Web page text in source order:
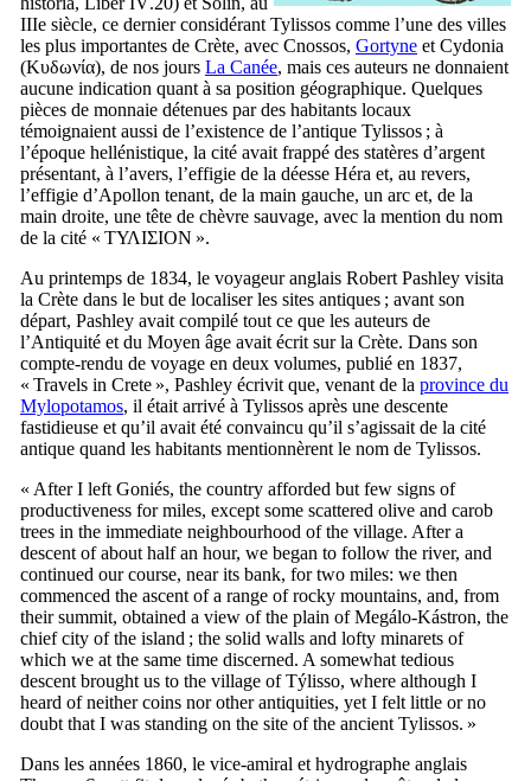
IIIe siècle, ce dernier considérant Tylissos comme l’une des villes
les plus importantes de Crète, avec Cnossos, Gortyne et Cydonia
(Κυδωνία), de nos jours La Canée, mais ces auteurs ne donnaient
aucune indication quant à sa position géographique. Quelques
pièces de monnaie détenues par des habitants locaux
témoignaient aussi de l’existence de l’antique Tylissos ; à
l’époque hellénistique, la cité avait frappé des statères d’argent
présentant, à l’avers, l’effigie de la déesse Héra et, au revers,
l’effigie d’Apollon tenant, de la main gauche, un arc et, de la
main droite, une tête de chèvre sauvage, avec la mention du nom
de la cité « ΤΥΛΙΣΙΟΝ ».
Au printemps de 1834, le voyageur anglais Robert Pashley visita
la Crète dans le but de localiser les sites antiques ; avant son
départ, Pashley avait compilé tout ce que les auteurs de
l’Antiquité et du Moyen âge avait écrit sur la Crète. Dans son
compte-rendu de voyage en deux volumes, publié en 1837,
« Travels in Crete », Pashley écrivit que, venant de la province du
Mylopotamos, il était arrivé à Tylissos après une descente
fastidieuse et qu’il avait été convaincu qu’il s’agissait de la cité
antique quand les habitants mentionnèrent le nom de Tylissos.
« After I left Goniés, the country afforded but few signs of
productiveness for miles, except some scattered olive and carob
trees in the immediate neighbourhood of the village. After a
descent of about half an hour, we began to follow the river, and
continued our course, near its bank, for two miles: we then
commenced the ascent of a range of rocky mountains, and, from
their summit, obtained a view of the plain of Megálo-Kástron, the
chief city of the island ; the solid walls and lofty minarets of
which we at the same time discerned. A somewhat tedious
descent brought us to the village of Týlisso, where although I
heard of neither coins nor other antiquities, yet I felt little or no
doubt that I was standing on the site of the ancient Tylissos. »
Dans les années 1860, le vice-amiral et hydrographe anglais